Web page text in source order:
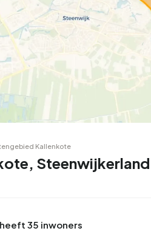
Kallenkote
Steenwijkerland
35 inwoners